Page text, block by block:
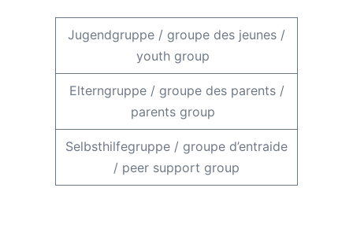
Jugendgruppe / groupe des jeunes /
youth group
Elterngruppe/ groupe des parents/
parents group
Selbsthilfegruppe / groupe d’entraide
/ peer support group